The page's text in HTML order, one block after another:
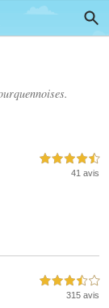
.
4,5 étoiles sur 5
41 avis
3,5 étoiles sur 5
315 avis